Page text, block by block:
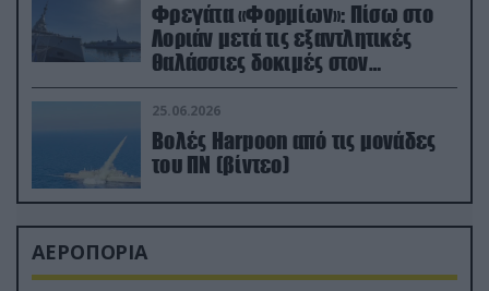
Φρεγάτα «Φορμίων»: Πίσω στο
Λοριάν μετά τις εξαντλητικές
θαλάσσιες δοκιμές στον
απαιτητικό Βισκαϊκό
25.06.2026
Βολές Harpoon από τις μονάδες
του ΠΝ (βίντεο)
ΑΕΡΟΠΟΡΙΑ